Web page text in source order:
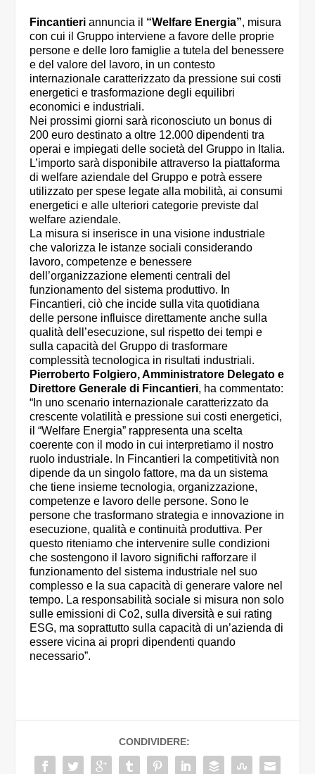
Fincantieri annuncia il “Welfare Energia”, misura
con cui il Gruppo interviene a favore delle proprie
persone e delle loro famiglie a tutela del benessere
e del valore del lavoro, in un contesto
internazionale caratterizzato da pressione sui costi
energetici e trasformazione degli equilibri
economici e industriali.
Nei prossimi giorni sarà riconosciuto un bonus di
200 euro destinato a oltre 12.000 dipendenti tra
operai e impiegati delle società del Gruppo in Italia.
L’importo sarà disponibile attraverso la piattaforma
di welfare aziendale del Gruppo e potrà essere
utilizzato per spese legate alla mobilità, ai consumi
energetici e alle ulteriori categorie previste dal
welfare aziendale.
La misura si inserisce in una visione industriale
che valorizza le istanze sociali considerando
lavoro, competenze e benessere
dell’organizzazione elementi centrali del
funzionamento del sistema produttivo. In
Fincantieri, ciò che incide sulla vita quotidiana
delle persone influisce direttamente anche sulla
qualità dell’esecuzione, sul rispetto dei tempi e
sulla capacità del Gruppo di trasformare
complessità tecnologica in risultati industriali.
Pierroberto Folgiero, Amministratore Delegato e
Direttore Generale di Fincantieri, ha commentato:
“In uno scenario internazionale caratterizzato da
crescente volatilità e pressione sui costi energetici,
il “Welfare Energia” rappresenta una scelta
coerente con il modo in cui interpretiamo il nostro
ruolo industriale. In Fincantieri la competitività non
dipende da un singolo fattore, ma da un sistema
che tiene insieme tecnologia, organizzazione,
competenze e lavoro delle persone. Sono le
persone che trasformano strategia e innovazione in
esecuzione, qualità e continuità produttiva. Per
questo riteniamo che intervenire sulle condizioni
che sostengono il lavoro significhi rafforzare il
funzionamento del sistema industriale nel suo
complesso e la sua capacità di generare valore nel
tempo. La responsabilità sociale si misura non solo
sulle emissioni di Co2, sulla diversità e sui rating
ESG, ma soprattutto sulla capacità di un’azienda di
essere vicina ai propri dipendenti quando
necessario”.
CONDIVIDERE: